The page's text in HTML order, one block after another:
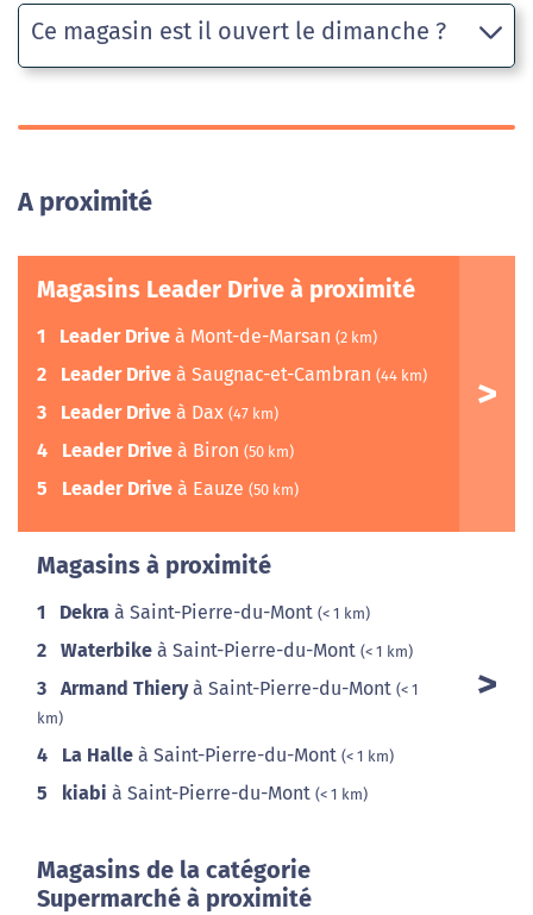
Ce magasin est il ouvert le dimanche ?
A proximité
Magasins Leader Drive à proximité
1 Leader Drive à Mont-de-Marsan (2 km)
2 Leader Drive à Saugnac-et-Cambran (44 km)
3 Leader Drive à Dax (47 km)
4 Leader Drive à Biron (50 km)
5 Leader Drive à Eauze (50 km)
Magasins à proximité
1 Dekra à Saint-Pierre-du-Mont (< 1 km)
2 Waterbike à Saint-Pierre-du-Mont (< 1 km)
3 Armand Thieryà Saint-Pierre-du-Mont (< 1
km)
4 La Halle à Saint-Pierre-du-Mont (< 1 km)
5 kiabi à Saint-Pierre-du-Mont (< 1 km)
Magasins de la catégorie
Supermarché à proximité